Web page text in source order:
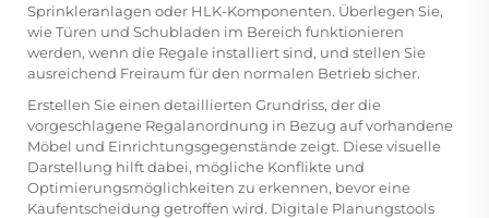
Sprinkleranlagen oder HLK-Komponenten. Überlegen Sie,
wie Türen und Schubladen im Bereich funktionieren
werden, wenn die Regale installiert sind, und stellen Sie
ausreichend Freiraum für den normalen Betrieb sicher.
Erstellen Sie einen detaillierten Grundriss, der die
vorgeschlagene Regalanordnung in Bezug auf vorhandene
Möbel und Einrichtungsgegenstände zeigt. Diese visuelle
Darstellung hilft dabei, mögliche Konflikte und
Optimierungsmöglichkeiten zu erkennen, bevor eine
Kaufentscheidung getroffen wird. Digitale Planungstools